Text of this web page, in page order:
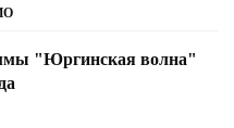
"Юргинская волна"